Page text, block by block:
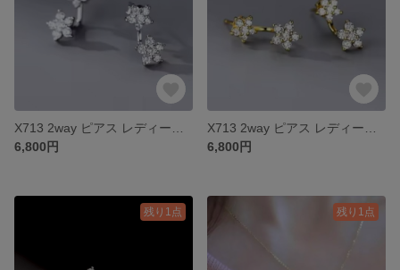
6,800円
6,800円
残り1点 残り1点